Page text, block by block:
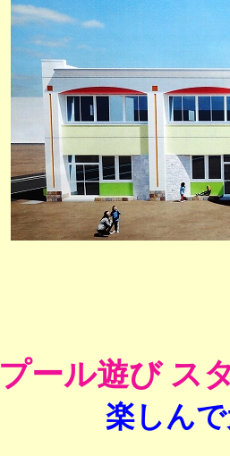
プール遊び ス
楽しん